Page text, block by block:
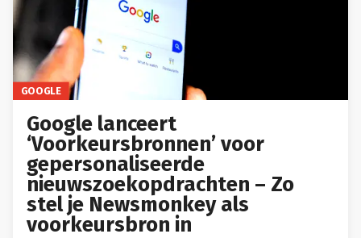
GOOGLE
Google lanceert
‘Voorkeursbronnen’ voor
gepersonaliseerde
nieuwszoekopdrachten – Zo
stel je Newsmonkey als
voorkeursbron in